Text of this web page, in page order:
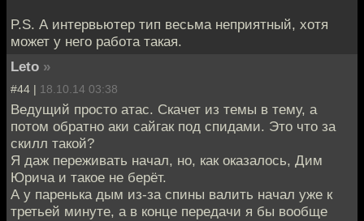
P.S. А интервьютер тип весьма неприятный, хотя
может у него работа такая.
Leto »
#44 | 18.10.14 03:38
Ведущий просто атас. Скачет из темы в тему, а
потом обратно аки сайгак под спидами. Это что за
скилл такой?
Я даж переживать начал, но, как оказалось, Дим
Юрича и такое не берёт.
А у паренька дым из-за спины валить начал уже к
третьей минуте, а в конце передачи я бы вообще